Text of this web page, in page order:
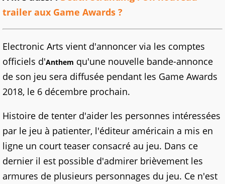
trailer aux Game Awards ?
Electronic Arts vient d'annoncer via les comptes
officiels d'Anthem qu'une nouvelle bande-annonce
de son jeu sera diffusée pendant les Game Awards
2018, le 6 décembre prochain.
Histoire de tenter d'aider les personnes intéressées
par le jeu à patienter, l'éditeur américain a mis en
ligne un court teaser consacré au jeu. Dans ce
dernier il est possible d'admirer brièvement les
armures de plusieurs personnages du jeu. Ce n'est